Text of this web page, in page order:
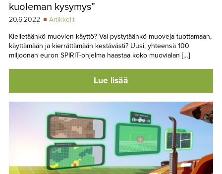
kuoleman kysymys”
20.6.2022
Artikkelit
Kielletäänkö muovien käyttö? Vai pystytäänkö muoveja tuottamaan,
käyttämään ja kierrättämään kestävästi? Uusi, yhteensä 100
miljoonan euron SPIRIT-ohjelma haastaa koko muovialan […]
Lue lisää